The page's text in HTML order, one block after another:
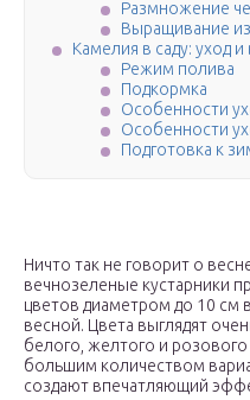
Размножение
Выращивание
Камелия в саду: уход
Режим полива
Подкормка
Особенности
Особенности
Подготовка к
Ничто так не говорит о
вечнозеленые кустарники
цветов диаметром до 10 см
весной. Цвета выглядят
белого, желтого и
большим количеством
создают впечатляющий